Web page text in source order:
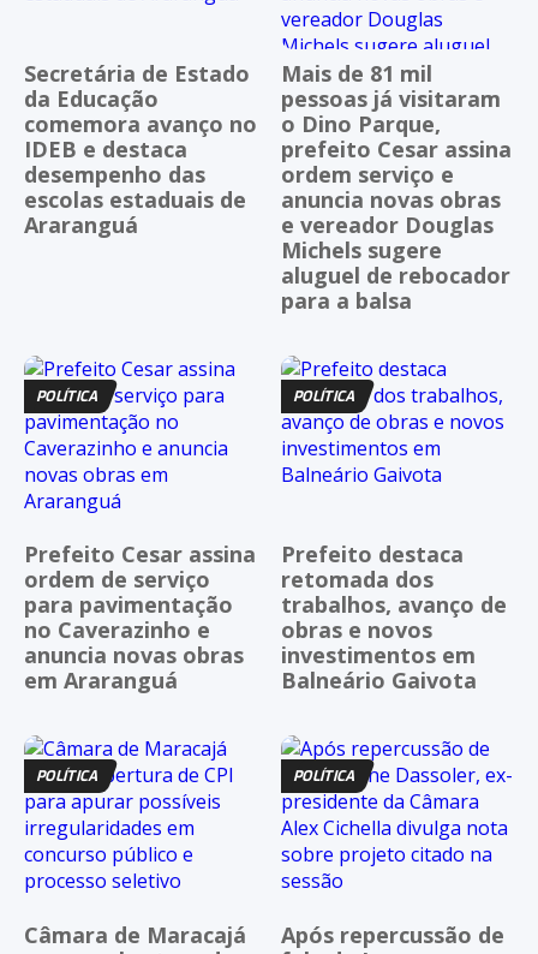
Secretária de Estado
da Educação
comemora avanço no
IDEB e destaca
desempenho das
escolas estaduais de
Araranguá
Mais de 81 mil
pessoas já visitaram
o Dino Parque,
prefeito Cesar assina
ordem serviço e
anuncia novas obras
e vereador Douglas
Michels sugere
aluguel de rebocador
para a balsa
POLÍTICA
Prefeito Cesar assina
ordem de serviço
para pavimentação
no Caverazinho e
anuncia novas obras
em Araranguá
POLÍTICA
Prefeito destaca
retomada dos
trabalhos, avanço de
obras e novos
investimentos em
Balneário Gaivota
POLÍTICA
Câmara de Maracajá
POLÍTICA
Após repercussão de